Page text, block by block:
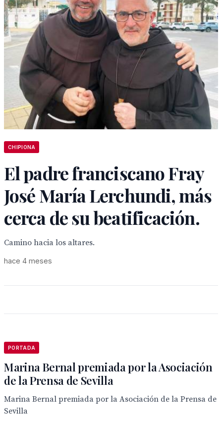
CHIPIONA
El padre franciscano Fray
José María Lerchundi, más
cerca de su beatificación.
Camino hacia los altares.
hace 4 meses
PORTADA
Marina Bernal premiada por la Asociación
de la Prensa de Sevilla
Marina Bernal premiada por la Asociación de la Prensa de
Sevilla